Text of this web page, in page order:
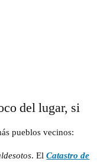
del lugar, si
pueblos vecinos:
. ElCatastro de